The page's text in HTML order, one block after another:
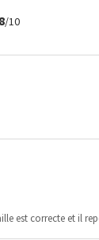
/10
est correcte et il